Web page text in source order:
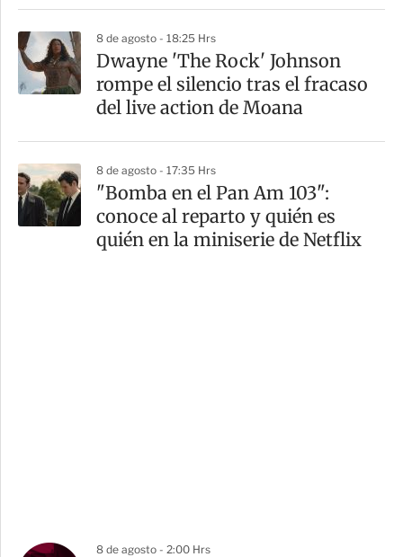
8 de agosto - 18:25 Hrs
Dwayne 'The Rock' Johnson
rompe el silencio tras el fracaso
del live action de Moana
8 de agosto - 17:35 Hrs
"Bomba en el Pan Am 103":
conoce al reparto y quién es
quién en la miniserie de Netflix
8 de agosto - 2:00 Hrs